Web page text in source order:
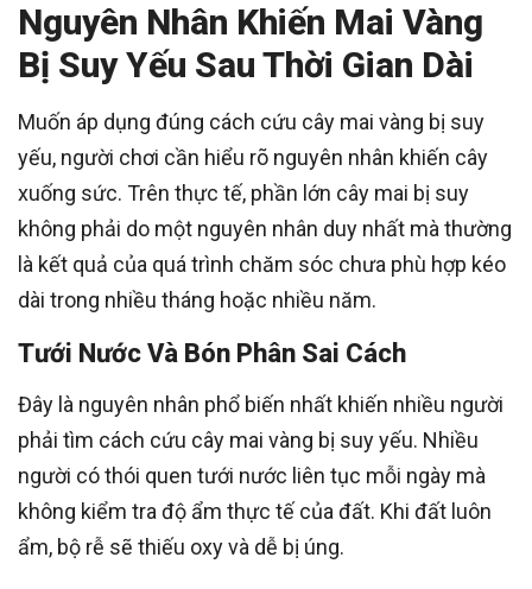
Nguyên Nhân Khiến Mai Vàng
Bị Suy Yếu Sau Thời Gian Dài
Muốn áp dụng đúng cách cứu cây mai vàng bị suy
yếu, người chơi cần hiểu rõ nguyên nhân khiến cây
xuống sức. Trên thực tế, phần lớn cây mai bị suy
không phải do một nguyên nhân duy nhất mà thường
là kết quả của quá trình chăm sóc chưa phù hợp kéo
dài trong nhiều tháng hoặc nhiều năm.
Tưới Nước Và Bón Phân Sai Cách
Đây là nguyên nhân phổ biến nhất khiến nhiều người
phải tìm cách cứu cây mai vàng bị suy yếu. Nhiều
người có thói quen tưới nước liên tục mỗi ngày mà
không kiểm tra độ ẩm thực tế của đất. Khi đất luôn
ẩm, bộ rễ sẽ thiếu oxy và dễ bị úng.